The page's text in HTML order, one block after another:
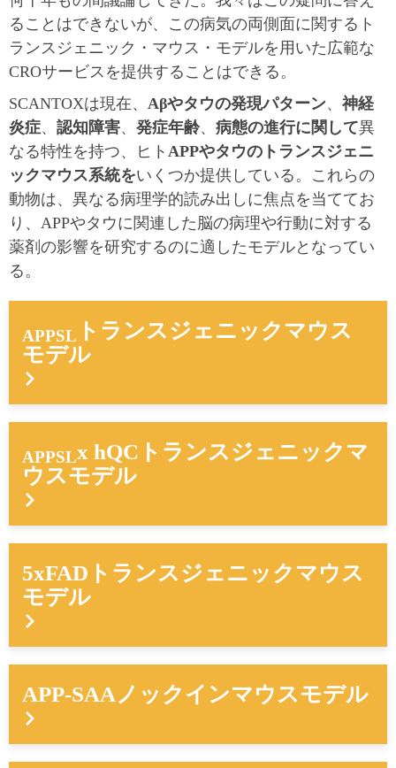
ることはできないが、この病気の両側面に関するト
ランスジェニック・マウス・モデルを用いた広範な
CROサービスを提供することはできる。
SCANTOXは現在、 Aβやタウの発現パターン、 神経
炎症、 認知障害、 発症年齢、 病態の進行に関して異
なる特性を持つ、ヒト APPやタウのトランスジェニ
ックマウス系統をいくつか提供している。これらの
動物は、異なる病理学的読み出しに焦点を当ててお
り、APPやタウに関連した脳の病理や行動に対する
薬剤の影響を研究するのに適したモデルとなってい
る。
APPSL トランスジェニックマウス
モデル
APPSLx hQCトランスジェニックマ
ウスモデル
5xFADトランスジェニックマウス
モデル
APP-SAAノックインマウスモデル